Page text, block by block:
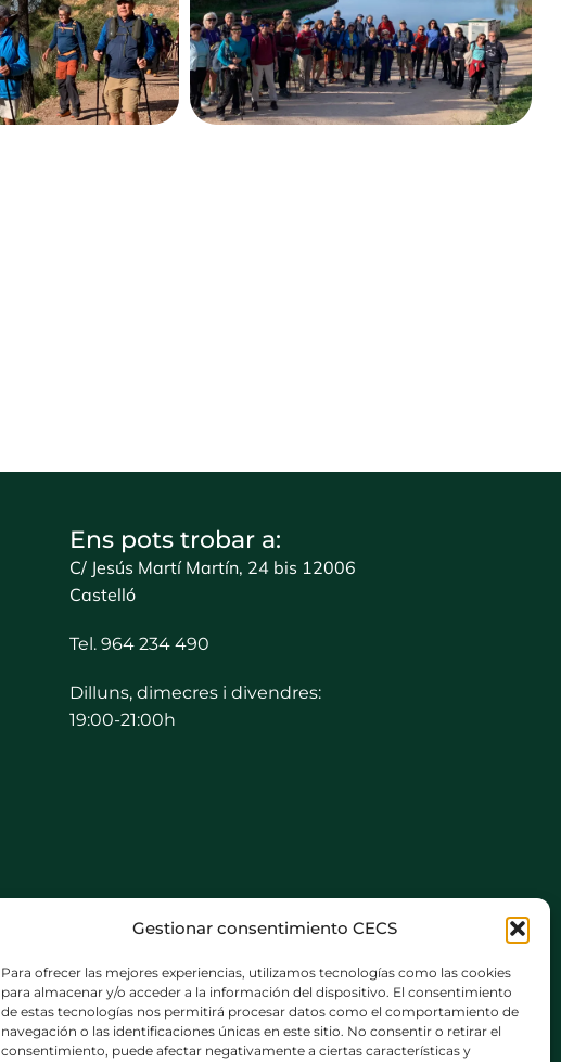
Gestionar consentimiento CECS
Para ofrecer las mejores experiencias, utilizamos tecnologías como las cookies
para almacenar y/o acceder a la información del dispositivo. El consentimiento
de estas tecnologías nos permitirá procesar datos como el comportamiento de
navegación o las identificaciones únicas en este sitio. No consentir o retirar el
consentimiento, puede afectar negativamente a ciertas características y
Ens pots trobar a:
C/ Jesús Martí Martín, 24 bis 12006
Castelló
Tel. 964 234 490
Dilluns, dimecres i divendres:
19:00-21:00h